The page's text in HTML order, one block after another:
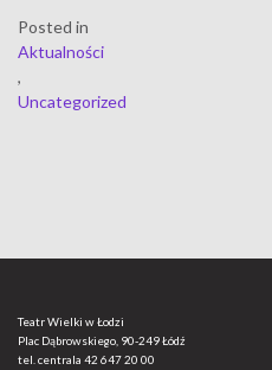
Posted in
Aktualności
,
Uncategorized
Teatr Wielki w Łodzi
Plac Dąbrowskiego, 90-249 Łódź
tel. centrala 42 647 20 00